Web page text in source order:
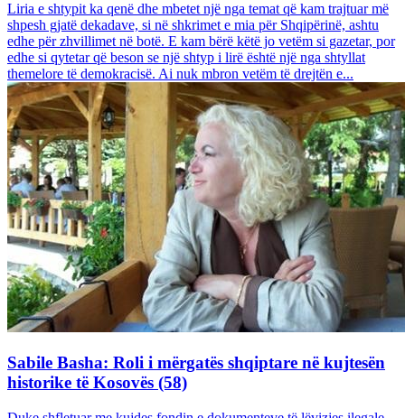
Liria e shtypit ka qenë dhe mbetet një nga temat që kam trajtuar më
shpesh gjatë dekadave, si në shkrimet e mia për Shqipërinë, ashtu
edhe për zhvillimet në botë. E kam bërë këtë jo vetëm si gazetar, por
edhe si qytetar që beson se një shtyp i lirë është një nga shtyllat
themelore të demokracisë. Ai nuk mbron vetëm të drejtën e...
Sabile Basha: Roli i mërgatës shqiptare në kujtesën
historike të Kosovës (58)